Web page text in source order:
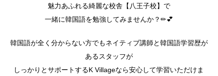
魅力あふれる綺麗な校舎【八王子校】で
一緒に韓国語を勉強してみませんか？✏💕
韓国語が全く分からない方でもネイティブ講師と韓国語学習歴が
あるスタッフが
しっかりとサポートするK Villageなら安心して学習いただけま